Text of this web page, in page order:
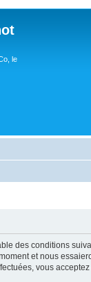
le
des conditions
et nous
vous